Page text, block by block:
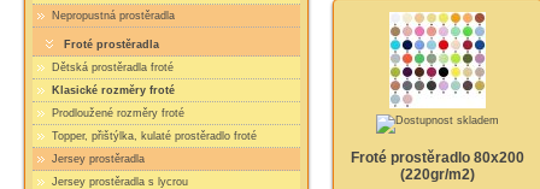
Nepropustná prostěradla
Froté prostěradla
Dětská prostěradla froté
Klasické rozměry froté
Prodloužené rozměry froté
Topper, přištýlka, kulaté prostěradlo froté
Jersey prostěradla
Jersey prostěradla s lycrou
Froté prostěradlo 80x200
(220gr/m2)